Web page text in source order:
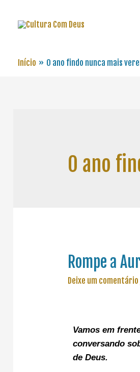
Início O ano findo nunca mais
O ano
Rompe a
Deixe um comentário
Vamos em
conversando
de Deus.